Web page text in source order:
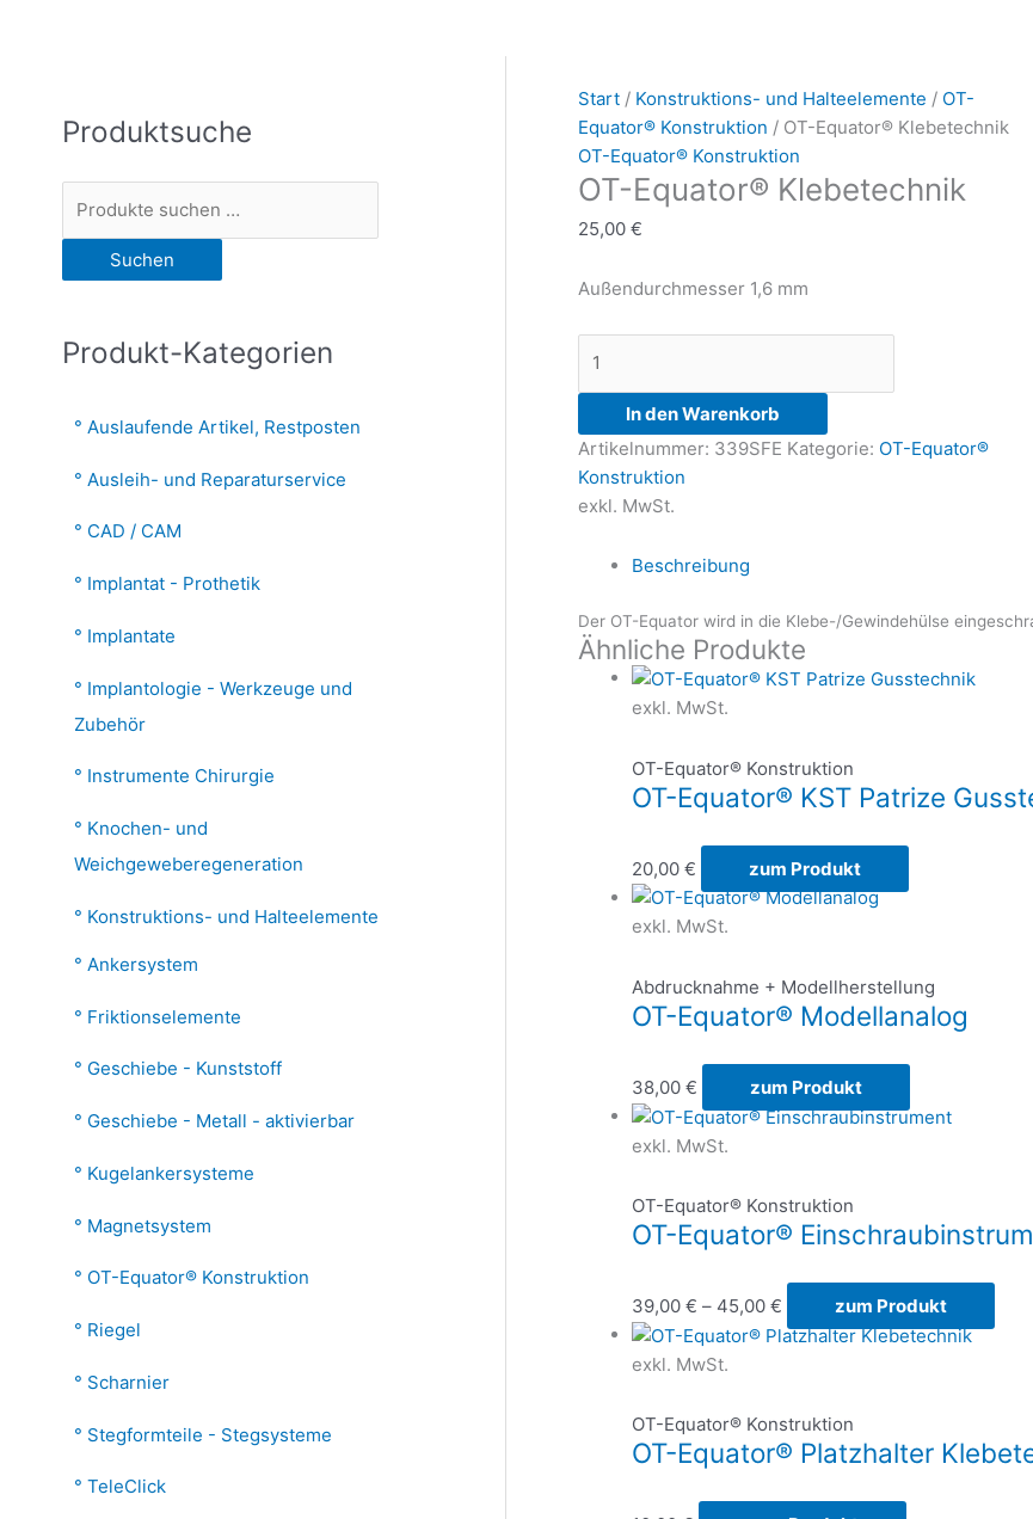
Produktsuche
S
h
n
Suchen
Produkt-Kategorien
Auslaufende Artikel, Restposten
Ausleih- und Reparaturservice
CAD / CAM
Implantat - Prothetik
Implantate
Implantologie - Werkzeuge und
Zubehör
Instrumente Chirurgie
Knochen- und
Weichgeweberegeneration
Konstruktions- und Halteelemente
Ankersystem
Friktionselemente
Geschiebe - Kunststoff
Geschiebe - Metall - aktivierbar
Kugelankersysteme
Magnetsystem
OT-Equator® Konstruktion
Riegel
Scharnier
Stegformteile - Stegsysteme
TeleClick
Start / Konstruktions- und Halteelemente / OT-
Equator® Konstruktion / OT-Equator® Klebetechnik
OT-Equator® Konstruktion
OT-Equator® Klebetechnik
25,00 €
Außendurchmesser 1,6 mm
Equator®
Klebetechnik
Menge
In den Warenkorb
Artikelnummer: 339SFE Kategorie: OT-Equator®
Konstruktion
exkl. MwSt.
Beschreibung
Der OT-Equator wird in die Klebe-/Gewindehülse
Ähnliche Produkte
exkl. MwSt.
OT-Equator® Konstruktion
OT-Equator® KST Patrize
20,00 € zum Produkt
exkl. MwSt.
Abdrucknahme + Modellherstellung
OT-Equator® Modellanalog
38,00 € zum Produkt
exkl. MwSt.
OT-Equator® Konstruktion
OT-Equator®
39,00 € – 45,00 € zum Produkt
weist
exkl. MwSt.
OT-Equator® Konstruktion
OT-Equator® Platzhalter